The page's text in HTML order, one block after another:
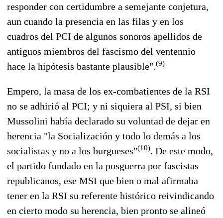
responder con certidumbre a semejante conjetura,
aun cuando la presencia en las filas y en los
cuadros del PCI de algunos sonoros apellidos de
antiguos miembros del fascismo del ventennio
hace la hipótesis bastante plausible".(9)
Empero, la masa de los ex-combatientes de la RSI
no se adhirió al PCI; y ni siquiera al PSI, si bien
Mussolini había declarado su voluntad de dejar en
herencia "la Socialización y todo lo demás a los
socialistas y no a los burgueses"(10). De este modo,
el partido fundado en la posguerra por fascistas
republicanos, ese MSI que bien o mal afirmaba
tener en la RSI su referente histórico reivindicando
en cierto modo su herencia, bien pronto se alineó